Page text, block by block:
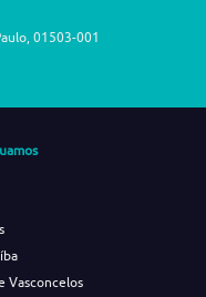
01503-001
Vasconcelos